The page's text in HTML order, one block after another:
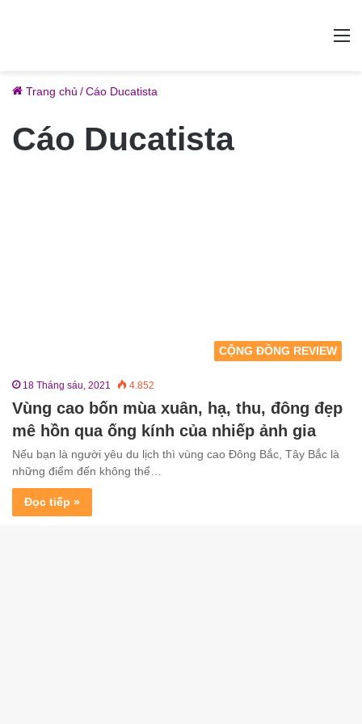
Trang chủ /Cáo Ducatista
Cáo Ducatista
CỘNG ĐỒNG REVIEW
18 Tháng sáu, 2021 4.852
Vùng cao bốn mùa xuân, hạ, thu, đông đẹp
mê hồn qua ống kính của nhiếp ảnh gia
Nếu bạn là người yêu du lịch thì vùng cao Đông Bắc, Tây Bắc là
những điểm đến không thể…
Đọc tiếp »